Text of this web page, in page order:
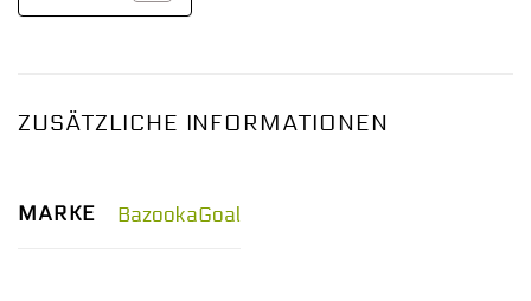
ZUSÄTZLICHE INFORMATIONEN
MARKE BazookaGoal